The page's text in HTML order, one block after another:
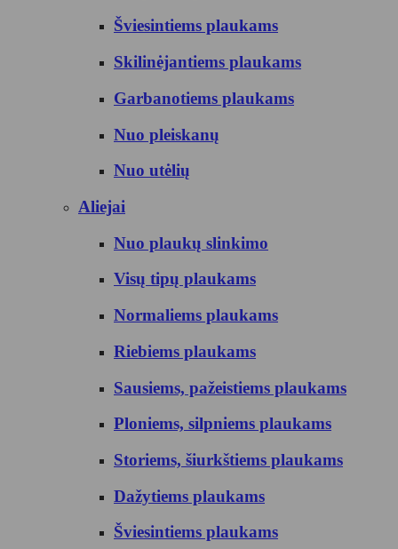
Šviesintiems plaukams
Skilinėjantiems plaukams
Garbanotiems plaukams
Nuo pleiskanų
Nuo utėlių
Aliejai
Nuo plaukų slinkimo
Visų tipų plaukams
Normaliems plaukams
Riebiems plaukams
Sausiems, pažeistiems plaukams
Ploniems, silpniems plaukams
Storiems, šiurkštiems plaukams
Dažytiems plaukams
Šviesintiems plaukams